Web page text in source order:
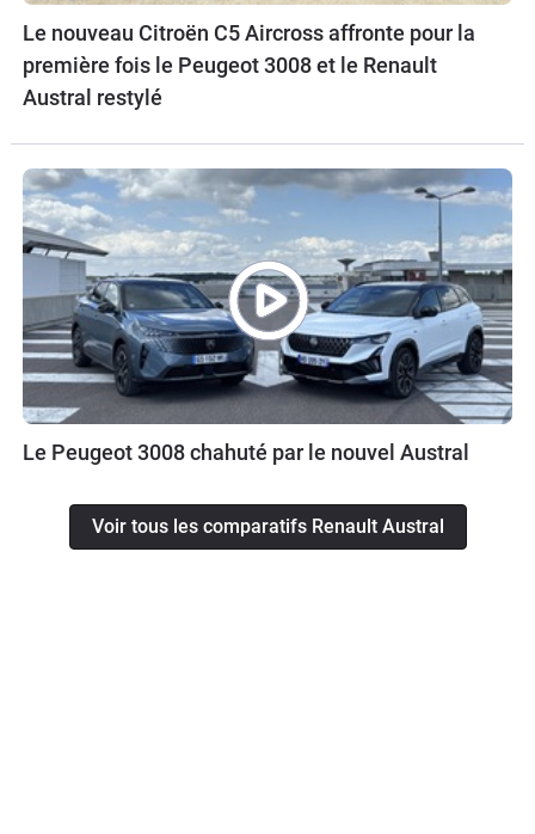
Le nouveau Citroën C5 Aircross affronte pour la
première fois le Peugeot 3008 et le Renault
Austral restylé
Le Peugeot 3008 chahuté par le nouvel Austral
Voir tous les comparatifs Renault Austral